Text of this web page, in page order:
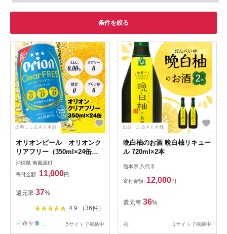
条件を絞る
出典：ふるさと本舗
オリオンビール オリオンク
リアフリー（350ml×24缶）
ノンアルコールビール
沖縄県 南風原町
寄付金額: 11,000円
還元率 37%
4.9 （36件）
... 5サイトで掲載中
出典：ふるさと本舗
晩白柚のお酒 晩白柚リキュー
ル 720ml×2本
熊本県 八代市
寄付金額: 12,000円
還元率 36%
1サイトで掲載中